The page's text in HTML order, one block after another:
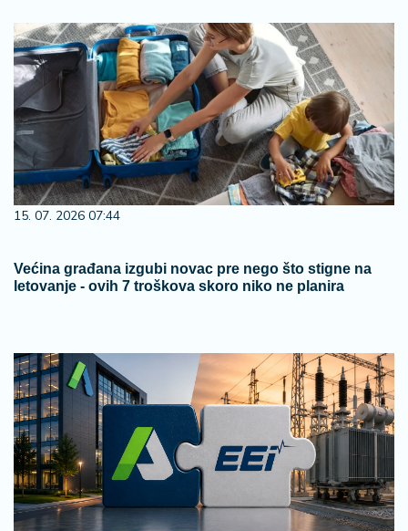
15. 07. 2026 07:44
Većina građana izgubi novac pre nego što stigne na
letovanje - ovih 7 troškova skoro niko ne planira